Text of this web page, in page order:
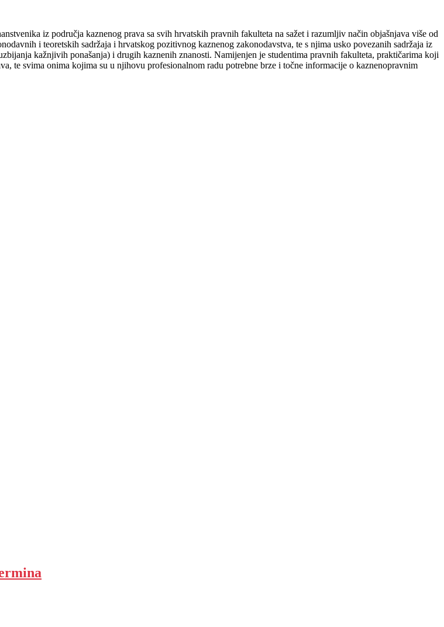
iz područja kaznenog prava sa svih hrvatskih pravnih fakulteta na sažet i razumljiv način objašnjava više od
i teoretskih sadržaja i hrvatskog pozitivnog kaznenog zakonodavstva, te s njima usko povezanih sadržaja iz
kažnjivih ponašanja) i drugih kaznenih znanosti. Namijenjen je studentima pravnih fakulteta, praktičarima koji
te svima onima kojima su u njihovu profesionalnom radu potrebne brze i točne informacije o kaznenopravnim